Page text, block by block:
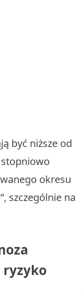
być niższe od
okresu
szczególnie na
ryzyko